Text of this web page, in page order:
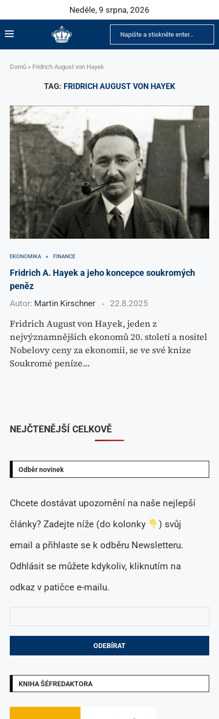
Neděle, 9 srpna, 2026
Domů » Fridrich August von Hayek
TAG: FRIDRICH AUGUST VON HAYEK
EKONOMIKA FINANCE
Fridrich A. Hayek a jeho koncepce soukromých
peněz
Autor: Martin Kirschner 22.8.2025
Fridrich August von Hayek, jeden z
nejvýznamnějších ekonomů 20. století a nositel
Nobelovy ceny za ekonomii, se ve své knize
Soukromé peníze…
Odběr novinek
Chcete dostávat upozornění na naše nejlepší
články? Zadejte níže (do kolonky
) svůj
email a přihlaste se k odběru Newsletteru.
Odhlásit se můžete kdykoliv, kliknutím na
odkaz v patičce e-mailu.
KNIHA ŠÉFREDAKTORA
NEJČTENĚJŠÍ CELKOVĚ